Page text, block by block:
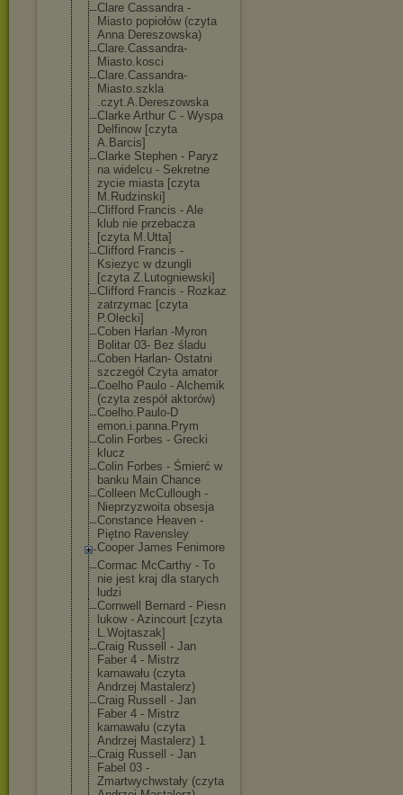
Clare Cassandra -
Miasto popiołów (czyta
Anna Dereszowska)
Clare.Cassandra-
Miasto.kosci
Clare.Cassandra-
Miasto.szkla
.czyt.A.Dereszowska
Clarke Arthur C - Wyspa
Delfinow [czyta
A.Barcis]
Clarke Stephen - Paryz
na widelcu - Sekretne
zycie miasta [czyta
M.Rudzinski]
Clifford Francis - Ale
klub nie przebacza
[czyta M.Utta]
Clifford Francis -
Ksiezyc w dzungli
[czyta Z.Lutogniewski]
Clifford Francis - Rozkaz
zatrzymac [czyta
P.Olecki]
Coben Harlan -Myron
Bolitar 03- Bez śladu
Coben Harlan- Ostatni
szczegół Czyta amator
Coelho Paulo - Alchemik
(czyta zespół aktorów)
Coelho.Paulo-D
emon.i.panna.Prym
Colin Forbes - Grecki
klucz
Colin Forbes - Śmierć w
banku Main Chance
Colleen McCullough -
Nieprzyzwoita obsesja
Constance Heaven -
Piętno Ravensley
Cooper James Fenimore
Cormac McCarthy - To
nie jest kraj dla starych
ludzi
Cornwell Bernard - Piesn
lukow - Azincourt [czyta
L.Wojtaszak]
Craig Russell - Jan
Faber 4 - Mistrz
karnawału (czyta
Andrzej Mastalerz)
Craig Russell - Jan
Faber 4 - Mistrz
karnawału (czyta
Andrzej Mastalerz) 1
Craig Russell - Jan
Fabel 03 -
Zmartwychwstały (czyta